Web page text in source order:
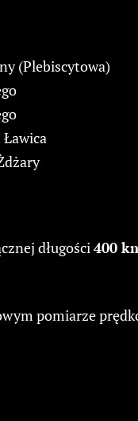
(Plebiscytowa)
długości400
pomiarze